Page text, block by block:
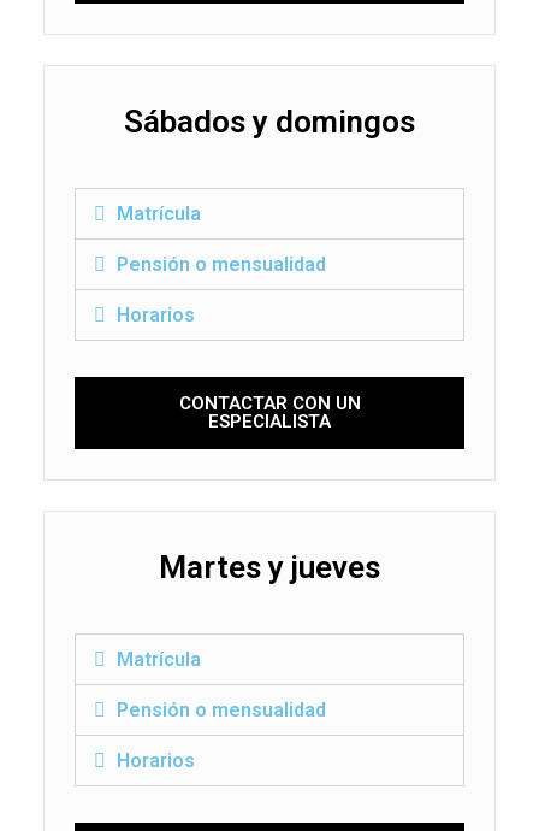
Sábados y domingos
Matrícula
Pensión o mensualidad
Horarios
CONTACTAR CON UN
ESPECIALISTA
Martes y jueves
Matrícula
Pensión o mensualidad
Horarios